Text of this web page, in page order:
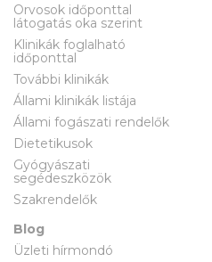
Orvosok időponttal
látogatás oka szerint
Klinikák foglalható
időponttal
További klinikák
Állami klinikák listája
Állami fogászati rendelők
Dietetikusok
Gyógyászati
segédeszközök
Szakrendelők
Blog
Üzleti hírmondó